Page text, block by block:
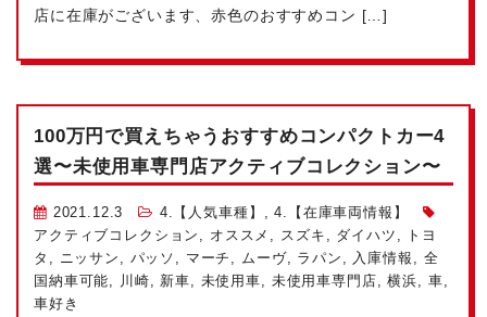
店に在庫がございます、赤色のおすすめコン […]
100万円で買えちゃう おすすめコンパクトカー4
選〜未使用車専門店アクティブコレクション〜
2021.12.3 4.【人気車種】 ,4.【在庫車両情報】
アクティブコレクション
オススメ スズキ ダイハツ
トヨ
タ
ニッサン パッソ マーチ ムーヴ, ラパン 入庫情報
全
国納車可能
川崎 新車 未使用車 未使用車専門店 ,横浜 車
車好き